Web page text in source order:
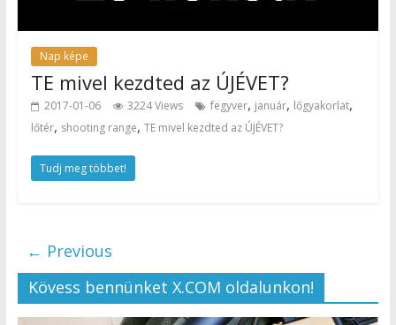
Nap képe
TE mivel kezdted az ÚJÉVET?
2017-01-06 3224 Views fegyver, január, lőgyakorlat,
lőtér, shooting range, TE mivel kezdted az ÚJÉVET?
Tudj meg többet!
← Previous
Kövess bennünket X.COM oldalunkon!